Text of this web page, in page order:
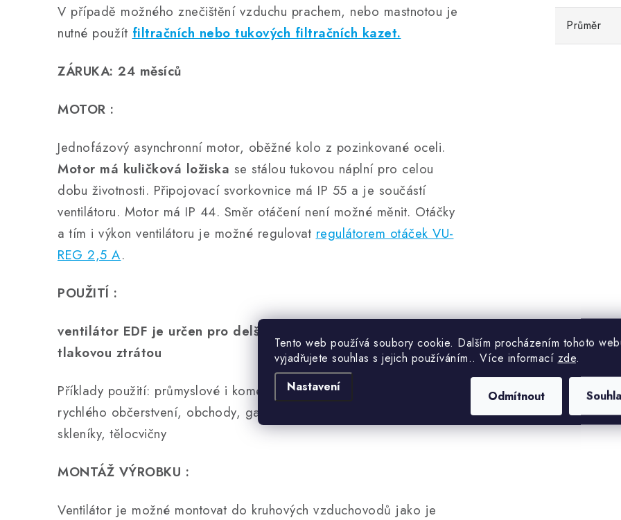
Tento web používá soubory cookie. Dalším procházením tohoto
vyjadřujete souhlas s jejich používáním.. Více informací zde.
Nastavení
Odmítnout
V případě možného znečištění vzduchu prachem, nebo mastnotou je
nutné použít filtračních nebo tukových filtračních kazet.
ZÁRUKA: 24 měsíců
MOTOR :
Jednofázový asynchronní motor, oběžné kolo z pozinkované oceli.
Motor má kuličková ložiska se stálou tukovou náplní pro celou
dobu životnosti. Připojovací svorkovnice má IP 55 a je součástí
ventilátoru. Motor má IP 44. Směr otáčení není možné měnit. Otáčky
a tím i výkon ventilátoru je možné regulovat regulátorem otáček VU-
REG 2,5 A.
POUŽITÍ :
ventilátor EDF je určen pro delší rozvody vzduchu s větší
tlakovou ztrátou
Příklady použití: průmyslové i komerční objekty, restaurace, stánky
rychlého občerstvení, obchody, garáže, dílny, sklepy, šatny, farmy,
skleníky, tělocvičny
MONTÁŽ VÝROBKU :
Ventilátor je možné montovat do kruhových vzduchovodů jako je
Průměr